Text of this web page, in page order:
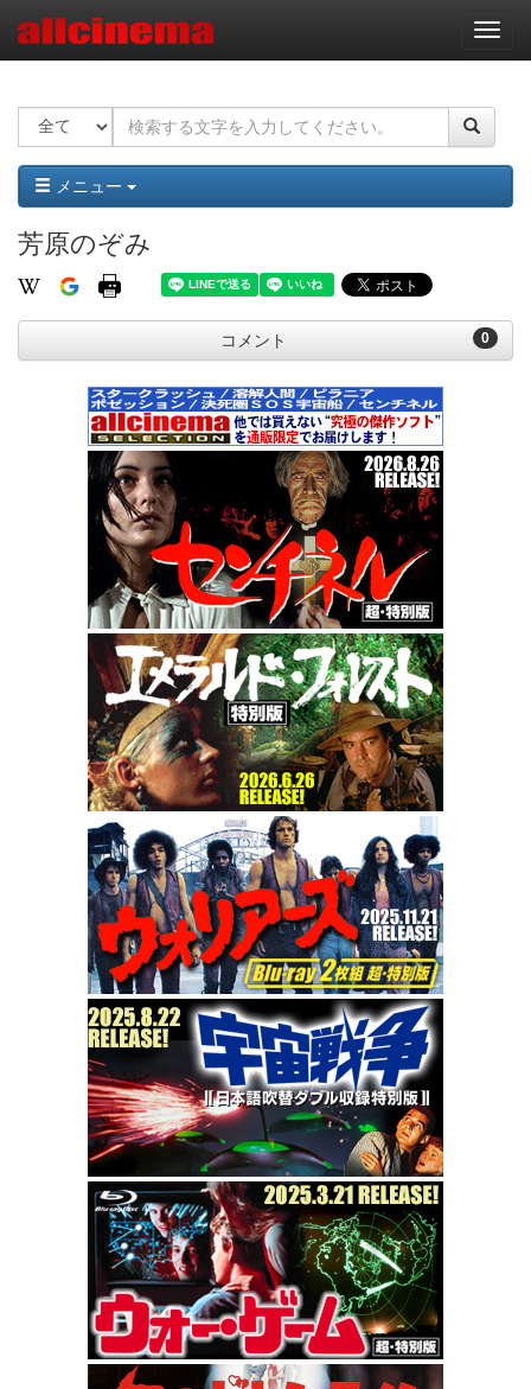
ナ
ビ
ー
ョ
ン
メニュー
芳原のぞみ
0
コメント